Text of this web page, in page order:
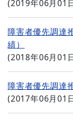
(2019年06月01
障害者優先調達
績）
(2018年06月01
障害者優先調達
(2017年06月01